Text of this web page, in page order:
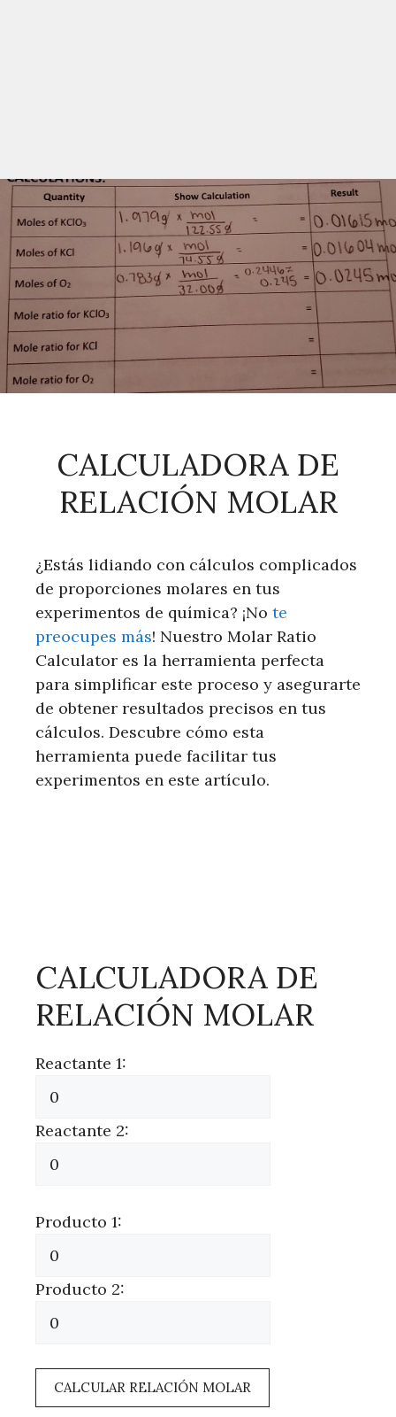
CALCULADORA DE
RELACIÓN MOLAR
¿Estás lidiando con cálculos complicados
de proporciones molares en tus
experimentos de química? ¡No te
preocupes más! Nuestro Molar Ratio
Calculator es la herramienta perfecta
para simplificar este proceso y asegurarte
de obtener resultados precisos en tus
cálculos. Descubre cómo esta
herramienta puede facilitar tus
experimentos en este artículo.
CALCULADORA DE
RELACIÓN MOLAR
Reactante 1:
Reactante 2:
Producto 1:
Producto 2:
CALCULAR RELACIÓN MOLAR